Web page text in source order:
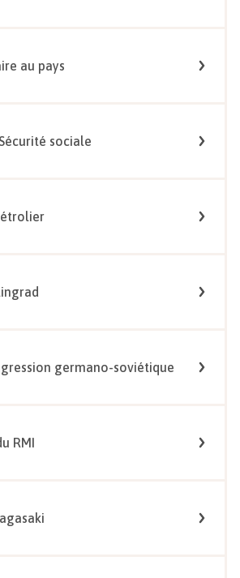
au pays
sociale
germano-soviétique
RMI